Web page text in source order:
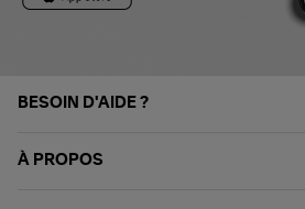
BESOIN D'AIDE ?
À PROPOS